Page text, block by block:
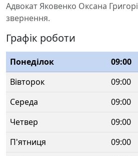
Адвокат Яковенко Оксана
звернення.
Графік роботи
Понеділок 09:00
Вівторок
09:00
Середа
09:00
Четвер
09:00
П'ятниця
09:00